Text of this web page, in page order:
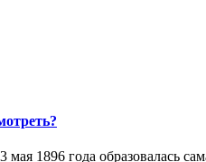
мая 1896 года образовалась